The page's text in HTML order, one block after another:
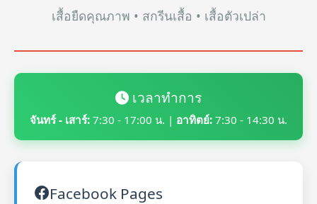
เสื้อยืดคุณภาพ • สกรีนเสื้อ • เสื้อตัวเปล่า
เวลาทำการ
จันทร์ - เสาร์: 7:30 - 17:00 น. | อาทิตย์: 7:30 - 14:30 น.
Facebook Pages